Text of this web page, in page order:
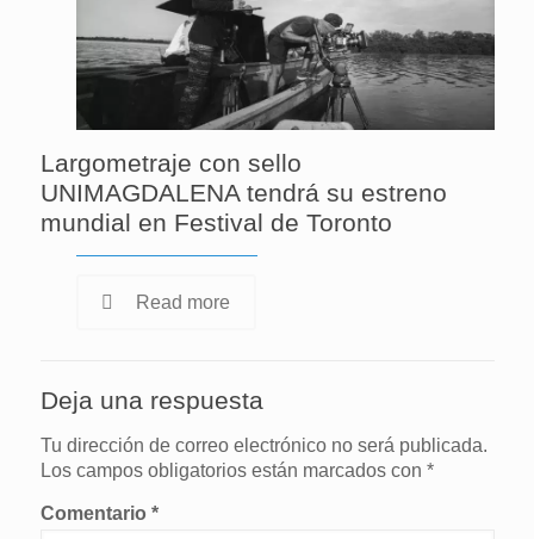
Largometraje con sello
UNIMAGDALENA tendrá su estreno
mundial en Festival de Toronto
Read more
Deja una respuesta
Tu dirección de correo electrónico no será publicada.
Los campos obligatorios están marcados con *
Comentario *